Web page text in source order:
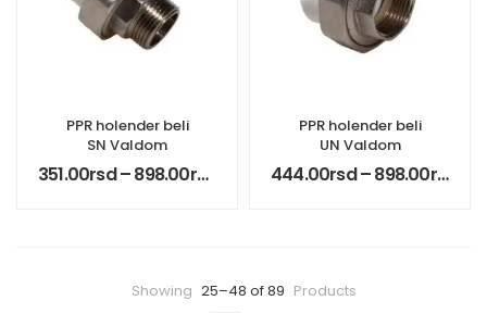
PPR holender beli
SN Valdom
351.00rsd–898.00rsd
PPR holender beli
UN Valdom
444.00rsd–898.00rsd
Showing 25–48 of 89 Products